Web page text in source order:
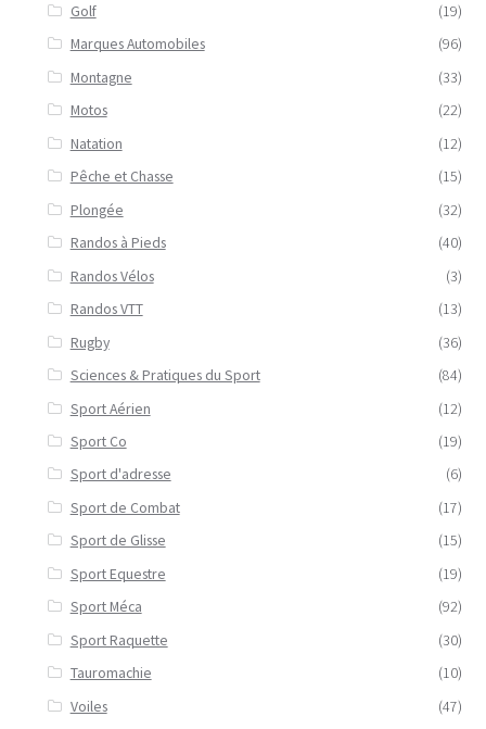
Golf
(19)
Marques Automobiles
(96)
Montagne
(33)
Motos
(22)
Natation
(12)
Pêche et Chasse
(15)
Plongée
(32)
Randos à Pieds
(40)
Randos Vélos
(3)
Randos VTT
(13)
Rugby
(36)
Sciences & Pratiques du Sport
(84)
Sport Aérien
(12)
Sport Co
(19)
Sport d'adresse
(6)
Sport de Combat
(17)
Sport de Glisse
(15)
Sport Equestre
(19)
Sport Méca
(92)
Sport Raquette
(30)
Tauromachie
(10)
Voiles
(47)